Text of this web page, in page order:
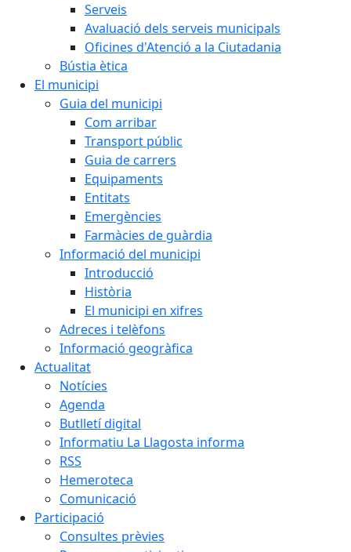
Serveis
Avaluació dels serveis municipals
Oficines d'Atenció a la Ciutadania
Bústia ètica
El municipi
Guia del municipi
Com arribar
Transport públic
Guia de carrers
Equipaments
Entitats
Emergències
Farmàcies de guàrdia
Informació del municipi
Introducció
Història
El municipi en xifres
Adreces i telèfons
Informació geogràfica
Actualitat
Notícies
Agenda
Butlletí digital
Informatiu La Llagosta informa
RSS
Hemeroteca
Comunicació
Participació
Consultes prèvies